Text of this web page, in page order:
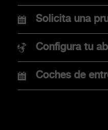
Nuevo Abarth
Nuevo Abarth
COMPRA
Solicita una
Configura tu
Coches de